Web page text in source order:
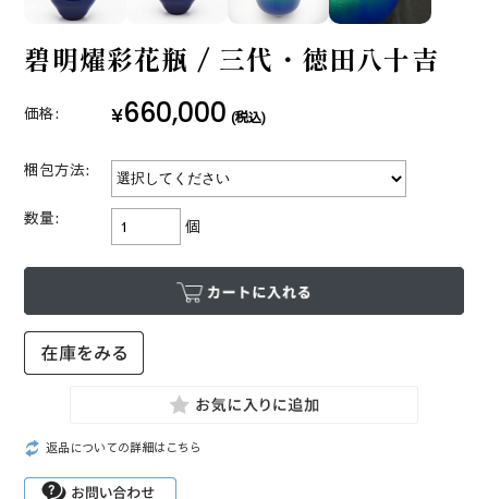
碧明燿彩花瓶 / 三代・徳田八十吉
価格: ¥660,000 (税込)
梱包方法:
数量: 個
返品についての詳細はこちら